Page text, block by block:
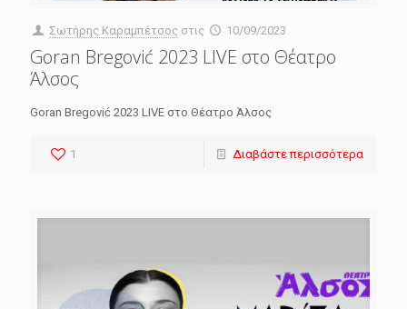
Σωτήρης Καραμπέτσος στις 10/09/2023
Goran Bregović 2023 LIVE στο Θέατρο
Άλσος
Goran Bregović 2023 LIVE στο Θέατρο Άλσος
1 Διαβάστε περισσότερα